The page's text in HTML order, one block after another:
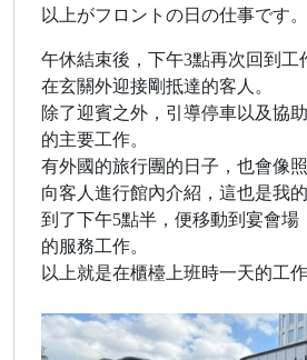
以上がフロントの日の仕事です。
午休結束後，下午3點再次回到工
在玄關外迎接剛抵達的客人。
除了迎賓之外，引導停車以及協
的主要工作。
有外國的旅行團的日子，也會像
向客人進行館內介紹，這也是我的
到了下午5點半，便移動到宴會場
的服務工作。
以上就是在櫃檯上班時一天的工作